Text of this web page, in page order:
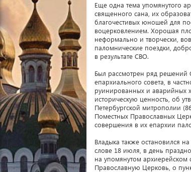
Еще одна тема упомянутого
священного сана, их
благочестивых юношей для
воцерковлением. Хорошая
неформально и творчески,
паломнические поездки,
в результате СВО.
Был рассмотрен ряд решений
епархиального совета, в
руинированных и аварийных
историческую ценность, об
Петербургской митрополии
Поместных Православных
совершения в их епархии
Владыка также остановился
слове 18 июля, в день
на упомянутом архиерейском
Православную Церковь, о